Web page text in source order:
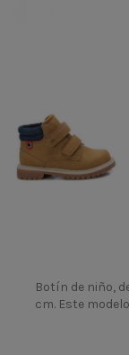
Botín de niño,
cm. Este